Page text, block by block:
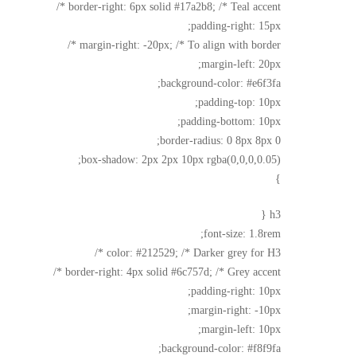
border-right: 6px solid #17a2b8; /* Teal accent */
padding-right: 15px;
margin-right: -20px; /* To align with border */
margin-left: 20px;
background-color: #e6f3fa;
padding-top: 10px;
padding-bottom: 10px;
border-radius: 0 8px 8px 0;
box-shadow: 2px 2px 10px rgba(0,0,0,0.05);
}
h3 {
font-size: 1.8rem;
color: #212529; /* Darker grey for H3 */
border-right: 4px solid #6c757d; /* Grey accent */
padding-right: 10px;
margin-right: -10px;
margin-left: 10px;
background-color: #f8f9fa;